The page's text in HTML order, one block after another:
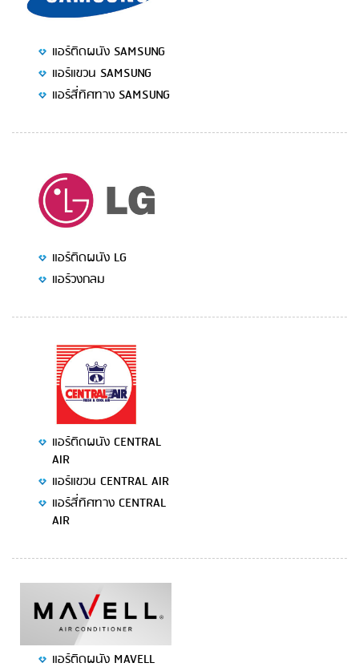
แอร์ติดผนัง SAMSUNG
แอร์แขวน SAMSUNG
แอร์สี่ทิศทาง SAMSUNG
แอร์ติดผนัง LG
แอร์วงกลม
แอร์ติดผนัง CENTRAL
AIR
แอร์แขวน CENTRAL AIR
แอร์สี่ทิศทาง CENTRAL
AIR
แอร์ติดผนัง MAVELL